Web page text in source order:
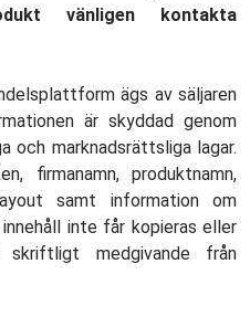
vänligen kontakta
ägs av säljaren
är skyddad genom
och marknadsrättsliga lagar.
firmanamn, produktnamn,
samt information om
inte får kopieras eller
skriftligt medgivande från